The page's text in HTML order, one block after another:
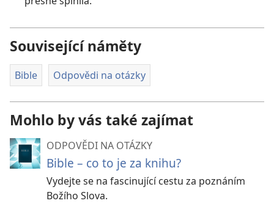
Související náměty
Bible Odpovědi na otázky
Mohlo by vás také zajímat
ODPOVĚDI NA OTÁZKY
Bible – co to je za knihu?
Vydejte se na fascinující cestu za poznáním
Božího Slova.